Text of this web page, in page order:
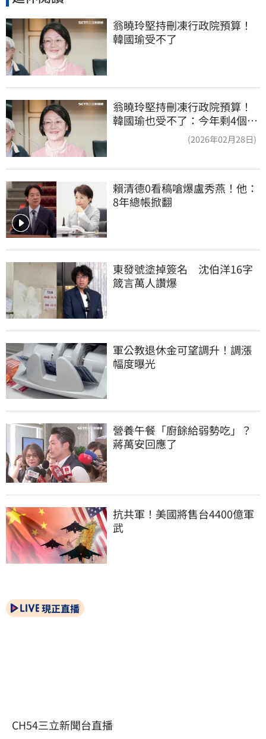
翁曉玲堅持刪凍行政院預算！
韓國瑜受不了
翁曉玲堅持刪凍行政院預算！
韓國瑜也受不了：今年剩4個月
(2026年02月28日)
賴清德0看稿嗆爆盧秀燕！他：
8年總帳掀翻
東發號塗掉簽名　沈伯洋16字
箴言萬人讚爆
軍公教退休金可望調升！調漲
幅度曝光
營養午餐「廚餘給弱勢吃」？
蔣萬安回應了
抗共軍！美國將售台4400億軍
武
現正直播
CH54三立新聞台直播